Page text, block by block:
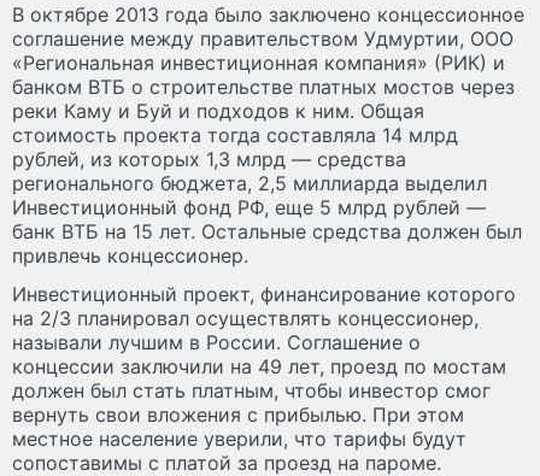
В октябре 2013 года было заключено концессионное
соглашение между правительством Удмуртии, ООО
«Региональная инвестиционная компания» (РИК) и
банком ВТБ о строительстве платных мостов через
реки Каму и Буй и подходов к ним. Общая
стоимость проекта тогда составляла 14 млрд
рублей, из которых 1,3 млрд — средства
регионального бюджета, 2,5 миллиарда выделил
Инвестиционный фонд РФ, еще 5 млрд рублей —
банк ВТБ на 15 лет. Остальные средства должен был
привлечь концессионер.
Инвестиционный проект, финансирование которого
на 2/3 планировал осуществлять концессионер,
называли лучшим в России. Соглашение о
концессии заключили на 49 лет, проезд по мостам
должен был стать платным, чтобы инвестор смог
вернуть свои вложения с прибылью. При этом
местное население уверили, что тарифы будут
сопоставимы с платой за проезд на пароме.